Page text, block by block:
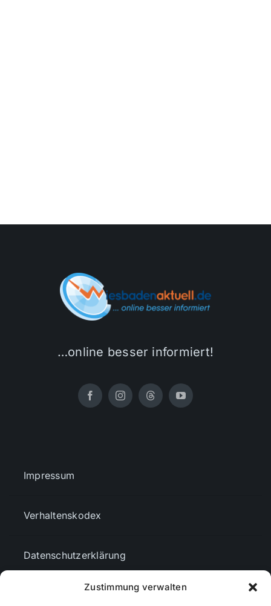
Zustimmung verwalten
…online besser informiert!
Impressum
Verhaltenskodex
Datenschutzerklärung